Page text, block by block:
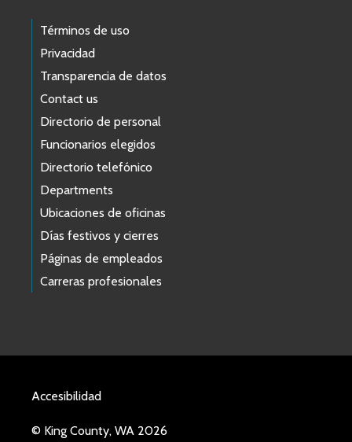
Términos de uso
Privacidad
Transparencia de datos
Contact us
Directorio de personal
Funcionarios elegidos
Directorio telefónico
Departments
Ubicaciones de oficinas
Días festivos y cierres
Páginas de empleados
Carreras profesionales
Accesibilidad
© King County, WA 2026